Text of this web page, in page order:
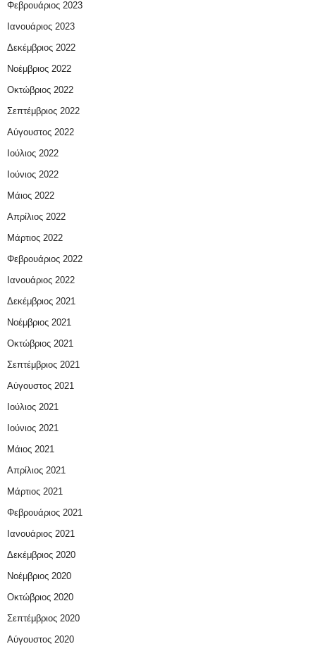
Φεβρουάριος 2023
Ιανουάριος 2023
Δεκέμβριος 2022
Νοέμβριος 2022
Οκτώβριος 2022
Σεπτέμβριος 2022
Αύγουστος 2022
Ιούλιος 2022
Ιούνιος 2022
Μάιος 2022
Απρίλιος 2022
Μάρτιος 2022
Φεβρουάριος 2022
Ιανουάριος 2022
Δεκέμβριος 2021
Νοέμβριος 2021
Οκτώβριος 2021
Σεπτέμβριος 2021
Αύγουστος 2021
Ιούλιος 2021
Ιούνιος 2021
Μάιος 2021
Απρίλιος 2021
Μάρτιος 2021
Φεβρουάριος 2021
Ιανουάριος 2021
Δεκέμβριος 2020
Νοέμβριος 2020
Οκτώβριος 2020
Σεπτέμβριος 2020
Αύγουστος 2020